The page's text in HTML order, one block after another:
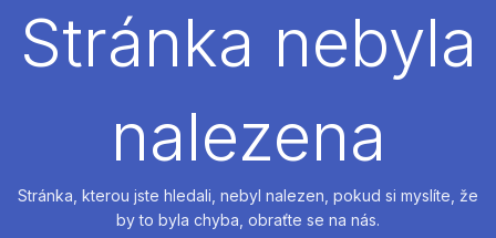
CS
Stránka nebyla
nalezena
Stránka, kterou jste hledali, nebyl nalezen, pokud si myslíte, že
by to byla chyba, obraťte se na nás.